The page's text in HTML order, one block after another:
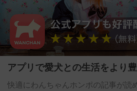
アプリで愛犬との生活をより豊
快適にわんちゃんホンポの記事が読